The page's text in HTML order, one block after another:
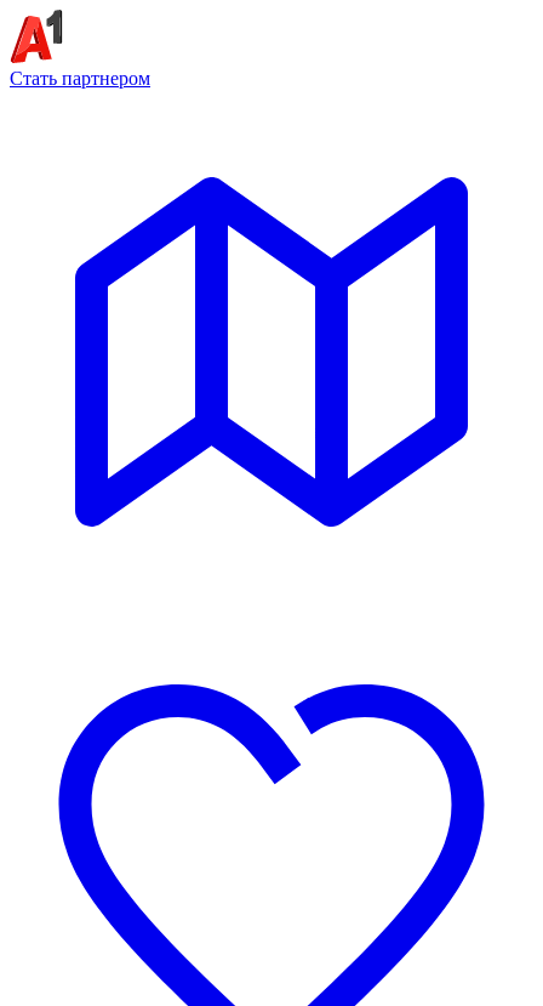
Стать партнером